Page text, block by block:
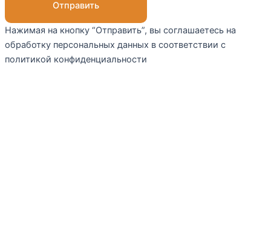
Отправить
Нажимая на кнопку “Отправить”, вы соглашаетесь на
обработку персональных данных в соответствии с
политикой конфиденциальности